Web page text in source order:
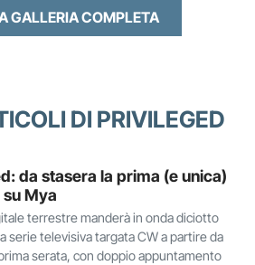
GALLERIA COMPLETA
DI PRIVILEGED
da stasera la prima (e unica)
Mya
terrestre manderà in onda diciotto
serie televisiva targata CW a partire da
serata, con doppio appuntamento